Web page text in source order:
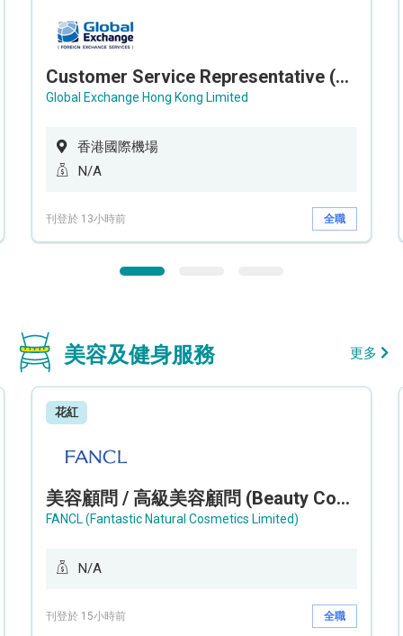
Customer Service Representative (Airport)
Global Exchange Hong Kong Limited
香港國際機場
N/A
刊登於 13小時前 全職
美容及健身服務 更多
花紅
美容顧問 / 高級美容顧問 (Beauty Consultant / Senior Beauty Consultant)
FANCL (Fantastic Natural Cosmetics Limited)
N/A
刊登於 15小時前 全職